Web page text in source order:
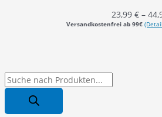
P
o
23,99 €–
Versandkostenfrei ab 99€